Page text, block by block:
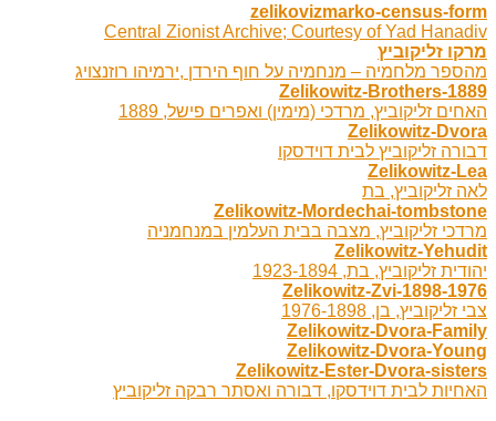
zelikovizmarko-census-form
Central Zionist Archive; Courtesy of Yad Hanadiv
מרקו זליקוביץ
מהספר מלחמיה – מנחמיה על חוף הירדן ,ירמיהו רוזנצויג
Zelikowitz-Brothers-1889
האחים זליקוביץ, מרדכי (מימין) ואפרים פישל, 1889
Zelikowitz-Dvora
דבורה זליקוביץ לבית דוידסקו
Zelikowitz-Lea
לאה זליקוביץ, בת
Zelikowitz-Mordechai-tombstone
מרדכי זליקוביץ, מצבה בבית העלמין במנחמניה
Zelikowitz-Yehudit
יהודית זליקוביץ, בת, 1923-1894
Zelikowitz-Zvi-1898-1976
צבי זליקוביץ, בן, 1976-1898
Zelikowitz-Dvora-Family
Zelikowitz-Dvora-Young
Zelikowitz-Ester-Dvora-sisters
האחיות לבית דוידסקו, דבורה ואסתר רבקה זליקוביץ